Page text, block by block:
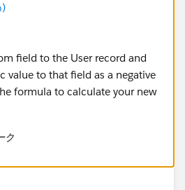
field to the User record and
value to that field as a negative
formula to calculate your new
ク